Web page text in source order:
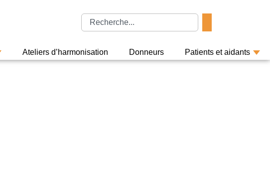
Ateliers d’harmonisation Donneurs Patients et aidants